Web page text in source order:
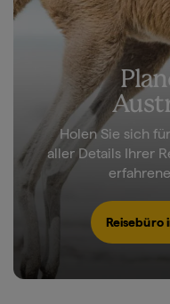
Holen Sie sich
aller Details Ihrer
Reisebüro